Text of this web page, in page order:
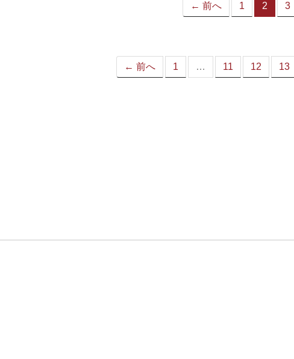
← 前へ 1 2
（こ
ジ）
3
← 前へ 1 … 11 12 13